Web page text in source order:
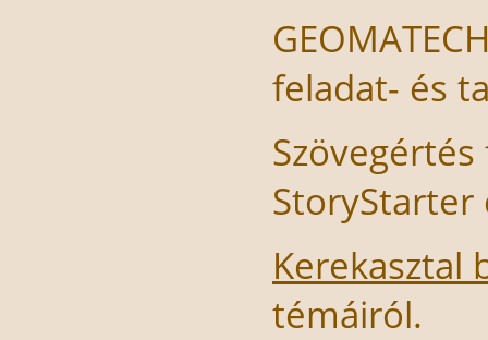
feladat- és
StoryStarter
Kerekasztal
témáiról.